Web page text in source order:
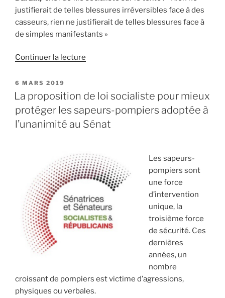
justifierait de telles blessures irréversibles face à des
casseurs, rien ne justifierait de telles blessures face à
de simples manifestants »
Continuer la lecture
pour
proposition
de
visant
à
interdire
l’usage
des
lanceurs
de
PUBLIÉ
LE
6 MARS 2019
La proposition de loi socialiste pour mieux
protéger les sapeurs-pompiers adoptée à
l’unanimité au Sénat
Les sapeurs-
pompiers sont
une force
d’intervention
unique, la
troisième force
de sécurité. Ces
dernières
années, un
nombre
croissant de pompiers est victime d’agressions,
physiques ou verbales.